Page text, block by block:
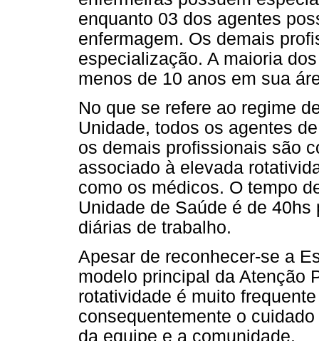
enquanto 03 dos agentes
enfermagem. Os demais
especialização. A maioria
menos de 10 anos em sua
No que se refere ao regime
Unidade, todos os agentes
os demais profissionais são
associado à elevada
como os médicos. O tempo
Unidade de Saúde é de
diárias de trabalho.
Apesar de reconhecer-se a
modelo principal da Atenção
rotatividade é muito
consequentemente o
da equipe e a comunidade.